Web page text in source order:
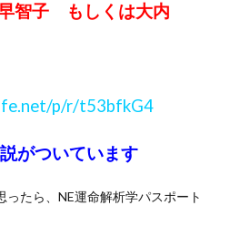
智子 もしくは大内
p/r/t53bfkG4
がついています
たら、NE運命解析学パスポート